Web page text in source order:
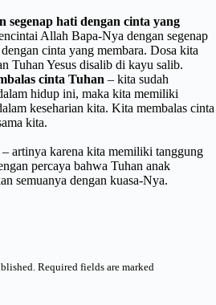
segenap hati dengan cinta yang
Allah Bapa-Nya dengan segenap
cinta yang membara. Dosa kita
Tuhan Yesus disalib di kayu salib.
cinta Tuhan – kita sudah
hidup ini, maka kita memiliki
keseharian kita. Kita membalas cinta
kita.
– artinya karena kita memiliki tanggung
percaya bahwa Tuhan anak
semuanya dengan kuasa-Nya.
Required fields are marked